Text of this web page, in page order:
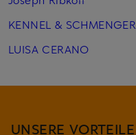
KENNEL & SCHMENGER
LUISA CERANO
UNSERE VORTEILE